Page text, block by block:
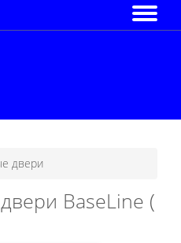
двери
BaseLine (